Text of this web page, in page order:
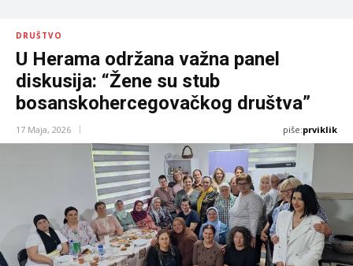
DRUŠTVO
U Herama održana važna panel
diskusija: “Žene su stub
bosanskohercegovačkog društva”
17 Maja, 2026 piše:prviklik